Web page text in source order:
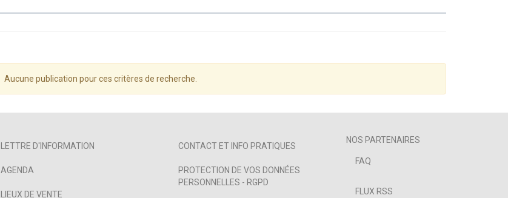
Aucune publication pour ces critères de recherche.
LETTRE D'INFORMATION
AGENDA
LIEUX DE VENTE
CONTACT ET INFO PRATIQUES
PROTECTION DE VOS DONNÉES
PERSONNELLES - RGPD
NOS PARTENAIRES
FAQ
FLUX RSS